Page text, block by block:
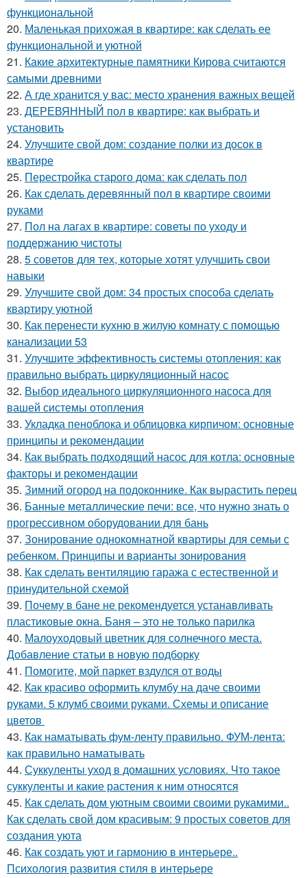
функциональной
20. Маленькая прихожая в квартире: как сделать ее
функциональной и уютной
21. Какие архитектурные памятники Кирова считаются
самыми древними
22. А где хранится у вас: место хранения важных вещей
23. ДЕРЕВЯННЫЙ пол в квартире: как выбрать и
установить
24. Улучшите свой дом: создание полки из досок в
квартире
25. Перестройка старого дома: как сделать пол
26. Как сделать деревянный пол в квартире своими
руками
27. Пол на лагах в квартире: советы по уходу и
поддержанию чистоты
28. 5 советов для тех, которые хотят улучшить свои
навыки
29. Улучшите свой дом: 34 простых способа сделать
квартиру уютной
30. Как перенести кухню в жилую комнату с помощью
канализации 53
31. Улучшите эффективность системы отопления: как
правильно выбрать циркуляционный насос
32. Выбор идеального циркуляционного насоса для
вашей системы отопления
33. Укладка пеноблока и облицовка кирпичом: основные
принципы и рекомендации
34. Как выбрать подходящий насос для котла: основные
факторы и рекомендации
35. Зимний огород на подоконнике. Как вырастить перец
36. Банные металлические печи: все, что нужно знать о
прогрессивном оборудовании для бань
37. Зонирование однокомнатной квартиры для семьи с
ребенком. Принципы и варианты зонирования
38. Как сделать вентиляцию гаража с естественной и
принудительной схемой
39. Почему в бане не рекомендуется устанавливать
пластиковые окна. Баня – это не только парилка
40. Малоуходовый цветник для солнечного места.
Добавление статьи в новую подборку
41. Помогите, мой паркет вздулся от воды
42. Как красиво оформить клумбу на даче своими
руками. 5 клумб своими руками. Схемы и описание
цветов
43. Как наматывать фум-ленту правильно. ФУМ-лента:
как правильно наматывать
44. Суккуленты уход в домашних условиях. Что такое
суккуленты и какие растения к ним относятся
45. Как сделать дом уютным своими своими рукамими..
Как сделать свой дом красивым: 9 простых советов для
создания уюта
46. Как создать уют и гармонию в интерьере..
Психология развития стиля в интерьере